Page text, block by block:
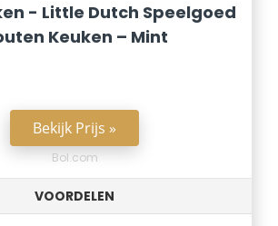
- Little Dutch Speelgoed
Keuken – Mint
Bekijk Prijs »
Bol.com
VOORDELEN